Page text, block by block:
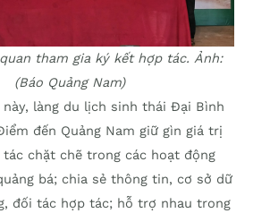
tham gia ký kết hợp tác. Ảnh:
(Báo Quảng Nam)
làng du lịch sinh thái Đại Bình
đến Quảng Nam giữ gìn giá trị
tác chặt chẽ trong các hoạt động
bá; chia sẻ thông tin, cơ sở dữ
đối tác hợp tác; hỗ trợ nhau trong